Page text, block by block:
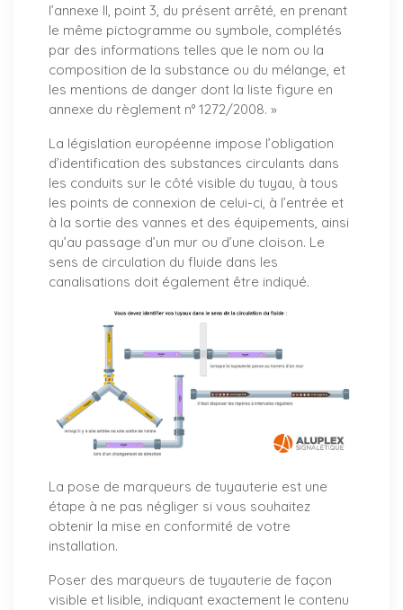
l’annexe II, point 3, du présent arrêté, en prenant
le même pictogramme ou symbole, complétés
par des informations telles que le nom ou la
composition de la substance ou du mélange, et
les mentions de danger dont la liste figure en
annexe du règlement n° 1272/2008. »
La législation européenne impose l’obligation
d’identification des substances circulants dans
les conduits sur le côté visible du tuyau, à tous
les points de connexion de celui-ci, à l’entrée et
à la sortie des vannes et des équipements, ainsi
qu’au passage d’un mur ou d’une cloison. Le
sens de circulation du fluide dans les
canalisations doit également être indiqué.
La pose de marqueurs de tuyauterie est une
étape à ne pas négliger si vous souhaitez
obtenir la mise en conformité de votre
installation.
Poser des marqueurs de tuyauterie de façon
visible et lisible, indiquant exactement le contenu